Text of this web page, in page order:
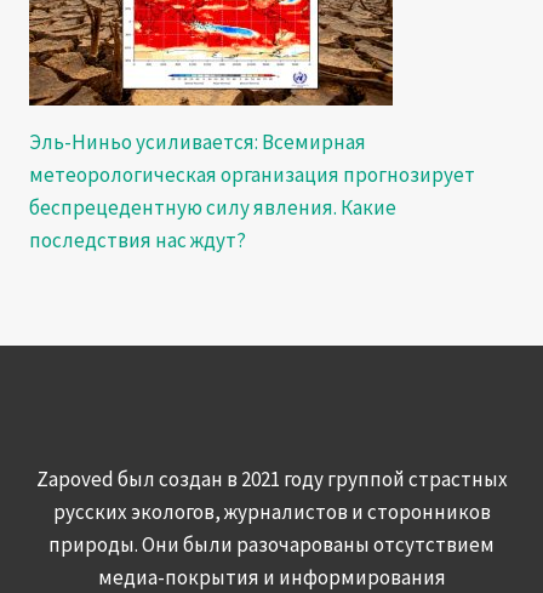
Эль-Ниньо усиливается: Всемирная
метеорологическая организация прогнозирует
беспрецедентную силу явления. Какие
последствия нас ждут?
Zapoved был создан в 2021 году группой страстных
русских экологов, журналистов и сторонников
природы. Они были разочарованы отсутствием
медиа-покрытия и информирования